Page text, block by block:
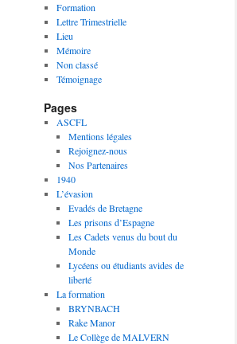
Formation
Lettre Trimestrielle
Lieu
Mémoire
Non classé
Témoignage
Pages
ASCFL
Mentions légales
Rejoignez-nous
Nos Partenaires
1940
L’évasion
Evadés de Bretagne
Les prisons d’Espagne
Les Cadets venus du bout du
Monde
Lycéens ou étudiants avides de
liberté
La formation
BRYNBACH
Rake Manor
Le Collège de MALVERN